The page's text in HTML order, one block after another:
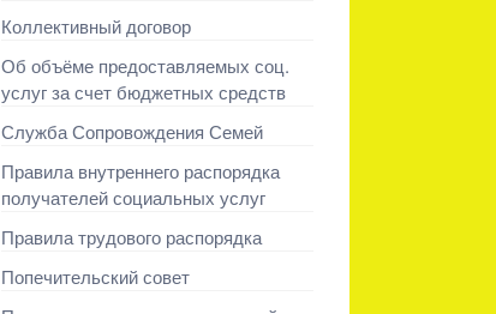
Коллективный договор
Об объёме предоставляемых соц.
услуг за счет бюджетных средств
Служба Сопровождения Семей
Правила внутреннего распорядка
получателей социальных услуг
Правила трудового распорядка
Попечительский совет